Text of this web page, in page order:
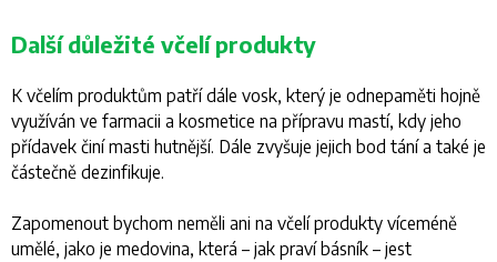
Další důležité včelí produkty
K včelím produktům patří dále vosk, který je odnepaměti hojně
využíván ve farmacii a kosmetice na přípravu mastí, kdy jeho
přídavek činí masti hutnější. Dále zvyšuje jejich bod tání a také je
částečně dezinfikuje.
Zapomenout bychom neměli ani na včelí produkty víceméně
umělé, jako je medovina, která – jak praví básník – jest